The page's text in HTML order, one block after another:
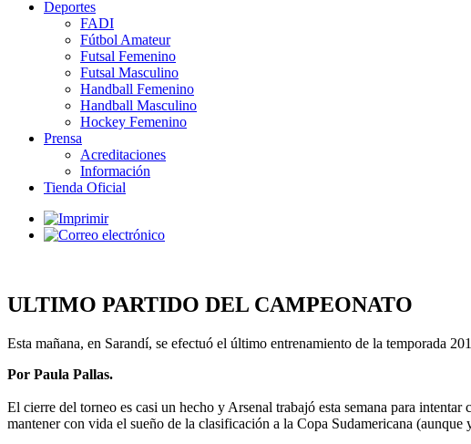
Deportes
FADI
Fútbol Amateur
Futsal Femenino
Futsal Masculino
Handball Femenino
Handball Masculino
Hockey Femenino
Prensa
Acreditaciones
Información
Tienda Oficial
ULTIMO PARTIDO DEL CAMPEONATO
Esta mañana, en Sarandí, se efectuó el último entrenamiento de la temporada
Por Paula Pallas.
El cierre del torneo es casi un hecho y Arsenal trabajó esta semana para
mantener con vida el sueño de la clasificación a la Copa Sudamericana (aunque